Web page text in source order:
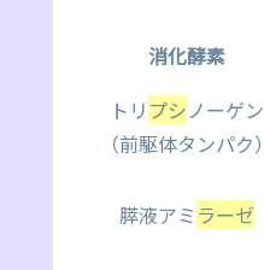
消化酵素
トリ プシノーゲン
（前駆体タンパク）
膵液アミ ラーゼ